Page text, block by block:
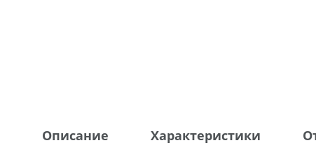
Описание Характеристики